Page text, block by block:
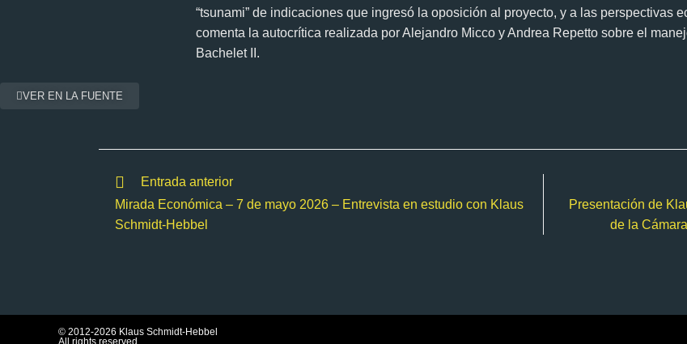
“tsunami” de indicaciones que ingresó la oposición al proyecto, y a las perspectivas
comenta la autocrítica realizada por Alejandro Micco y Andrea Repetto sobre el
Bachelet II.
VER EN LA FUENTE
Entrada anterior
Mirada Económica – 7 de mayo 2026 – Entrevista en estudio con Klaus
Schmidt-Hebbel
Presentación de
de la
© 2012-2026 Klaus Schmidt-Hebbel
All rights reserved